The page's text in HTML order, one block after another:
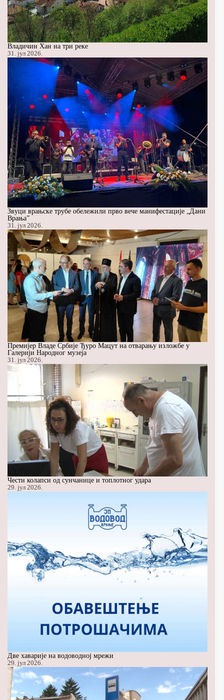
Владичин Хан на три реке
31. јул 2026.
Звуци врањске трубе обележили прво вече манифестације „Дани
Врања”
31. јул 2026.
Премијер Владе Србије Ђуро Мацут на отварању изложбе у
Галерији Народног музеја
31. јул 2026.
Чести колапси од сунчанице и топлотног удара
29. јул 2026.
Две хаварије на водоводној мрежи
29. јул 2026.